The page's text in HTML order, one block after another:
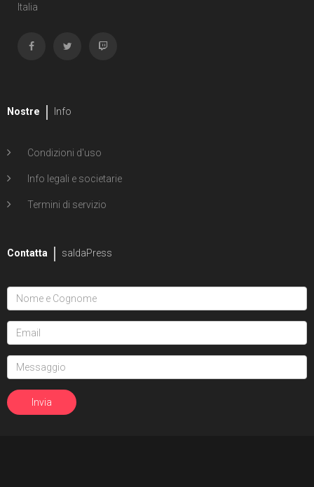
Italia
Nostre Info
Condizioni d'uso
Info legali e societarie
Termini di servizio
Contatta saldaPress